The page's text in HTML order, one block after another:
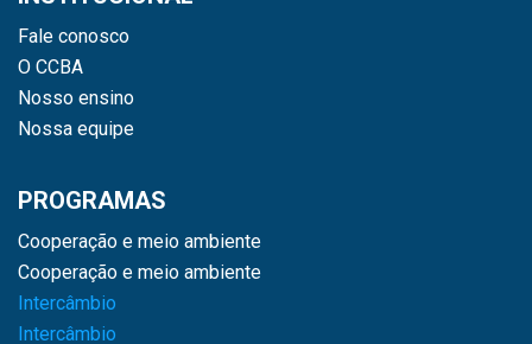
Fale conosco
O CCBA
Nosso ensino
Nossa equipe
PROGRAMAS
Cooperação e meio ambiente
Cooperação e meio ambiente
Intercâmbio
Intercâmbio